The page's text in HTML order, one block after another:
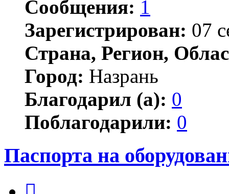
Сообщения: 1
Зарегистрирован: 07
Страна, Регион,
Город: Назрань
Благодарил (а): 0
Поблагодарили: 0
Паспорта на